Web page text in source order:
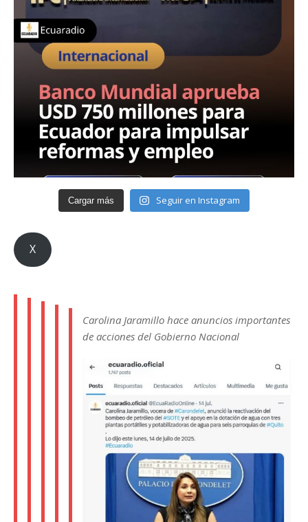
Cargar más Seguir en Instagram
X
Carolina Jaramillo hace anuncios importantes
de acciones del Gobierno Nacional